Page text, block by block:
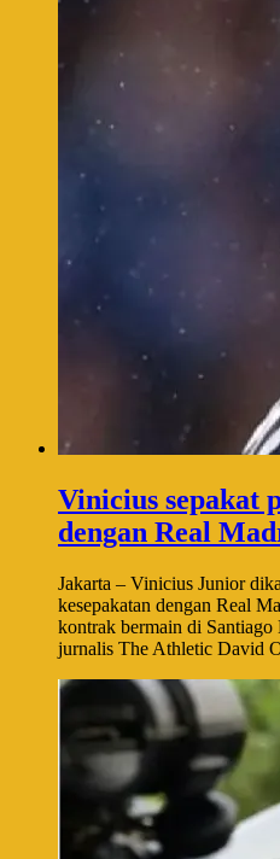
Vinicius sepakat
dengan Real
Jakarta – Vinicius Junior
kesepakatan dengan Real
kontrak bermain di
jurnalis The Athletic David